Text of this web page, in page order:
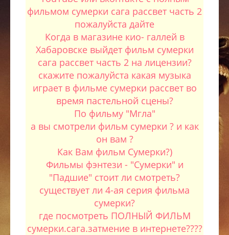
фильмом сумерки сага рассвет часть 2
пожалуйста дайте
Когда в магазине кио- галлей в
Хабаровске выйдет фильм сумерки
сага рассвет часть 2 на лицензии?
скажите пожалуйста какая музыка
играет в фильме сумерки рассвет во
время пастельной сцены?
По фильму "Мгла"
а вы смотрели фильм сумерки ? и как
он вам ?
Как Вам фильм Сумерки?)
Фильмы фэнтези - "Сумерки" и
"Падшие" стоит ли смотреть?
существует ли 4-ая серия фильма
сумерки?
где посмотреть ПОЛНЫЙ ФИЛЬМ
сумерки.сага.затмение в интернете????